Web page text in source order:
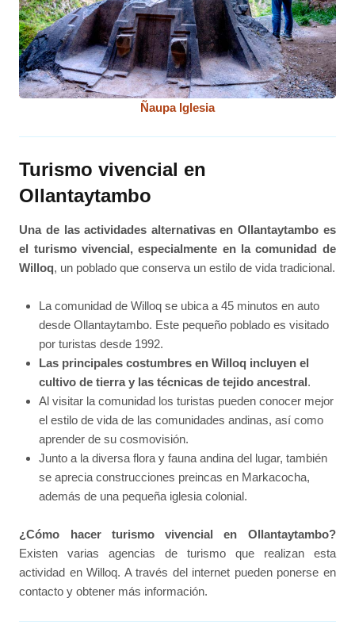
Ñaupa Iglesia
Turismo vivencial en
Ollantaytambo
Una de las actividades alternativas en Ollantaytambo es
el turismo vivencial, especialmente en la comunidad de
Willoq, un poblado que conserva un estilo de vida tradicional.
La comunidad de Willoq se ubica a 45 minutos en auto
desde Ollantaytambo. Este pequeño poblado es visitado
por turistas desde 1992.
Las principales costumbres en Willoq incluyen el
cultivo de tierra y las técnicas de tejido ancestral.
Al visitar la comunidad los turistas pueden conocer mejor
el estilo de vida de las comunidades andinas, así como
aprender de su cosmovisión.
Junto a la diversa flora y fauna andina del lugar, también
se aprecia construcciones preincas en Markacocha,
además de una pequeña iglesia colonial.
¿Cómo hacer turismo vivencial en Ollantaytambo?
Existen varias agencias de turismo que realizan esta
actividad en Willoq. A través del internet pueden ponerse en
contacto y obtener más información.